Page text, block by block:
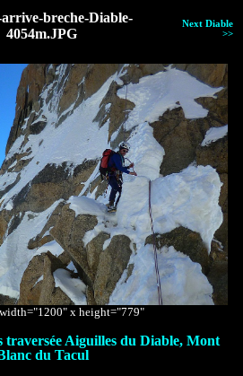
breche-Diable-
4054m.JPG
Next Diable
>>
x height="779"
traversée Aiguilles du Diable, Mont
du Tacul